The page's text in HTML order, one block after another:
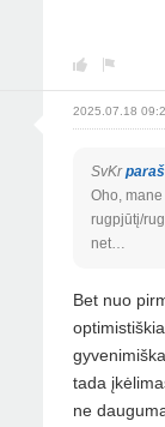
2025.07.18
SvKr
Oho,
rugpjūtį/
net…
Bet nuo
tada
ne